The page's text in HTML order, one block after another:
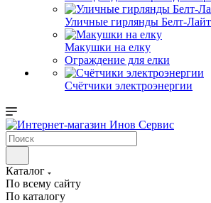
Уличные гирлянды Белт-Лайт
Макушки на елку
Ограждение для елки
Счётчики электроэнергии
Каталог
По всему сайту
По каталогу